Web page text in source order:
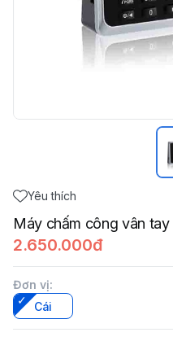
Yêu thích
Máy chấm công vân
2.650.000đ
Đơn vị:
Cái